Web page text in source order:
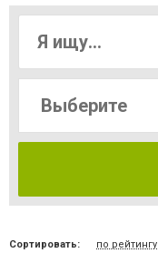
Сортировать: по рейтингу